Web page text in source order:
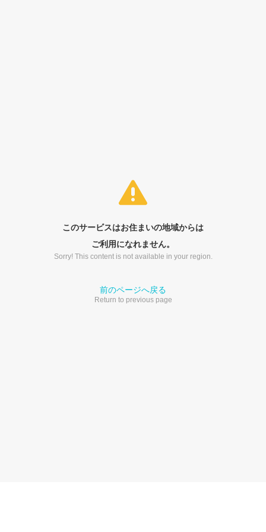
このサービスはお住まいの地域からは
ご利用になれません。
Sorry! This content is not available in your region.
前のページへ戻る
Return to previous page